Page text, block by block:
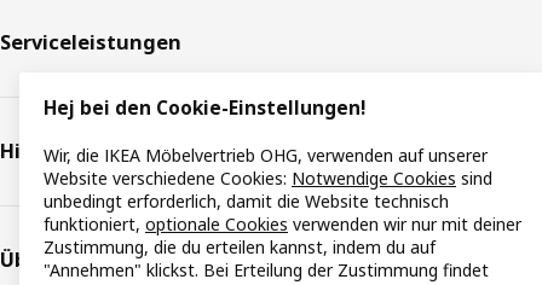
Serviceleistungen
Hilfe & Support
Über IKEA
Hej bei den Cookie-Einstellungen!
Wir, die IKEA Möbelvertrieb OHG, verwenden auf unserer
Website verschiedene Cookies: Notwendige Cookies sind
unbedingt erforderlich, damit die Website technisch
funktioniert, optionale Cookies verwenden wir nur mit deiner
Zustimmung, die du erteilen kannst, indem du auf
"Annehmen" klickst. Bei Erteilung der Zustimmung findet